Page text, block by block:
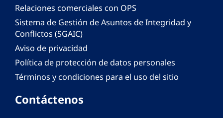
Relaciones comerciales con OPS
Sistema de Gestión de Asuntos de Integridad y
Conflictos (SGAIC)
Aviso de privacidad
Política de protección de datos personales
Términos y condiciones para el uso del sitio
Contáctenos